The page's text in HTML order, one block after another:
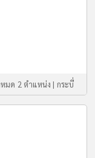
มด 2 ตำแหน่ง | กระบี่